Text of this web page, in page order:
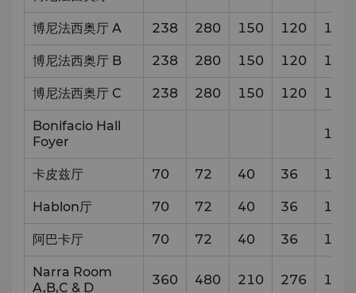
博尼法西奥厅 A 238 280 150 120 13.3
博尼法西奥厅 B 238 280 150 120 12
博尼法西奥厅 C 238 280 150 120 12.3
Bonifacio Hall
Foyer
18.5
卡皮兹厅 70 72 40 36 11
Hablon厅 70 72 40 36
阿巴卡厅 70 72 40 36 10.5
Narra Room
A,B,C & D
360 480 210 276 11